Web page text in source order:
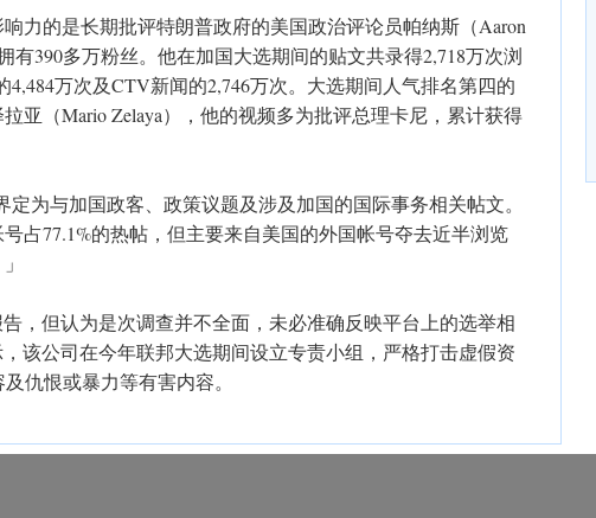
力的是长期批评特朗普政府的美国政治评论员帕纳斯（Aaron
有390多万粉丝。他在加国大选期间的贴文共录得2,718万次浏
4,484万次及CTV新闻的2,746万次。大选期间人气排名第四的
亚（Mario Zelaya），他的视频多为批评总理卡尼，累计获得
定为与加国政客、政策议题及涉及加国的国际事务相关帖文。
占77.1%的热帖，但主要来自美国的外国帐号夺去近半浏览
，但认为是次调查并不全面，未必准确反映平台上的选举相
该公司在今年联邦大选期间设立专责小组，严格打击虚假资
仇恨或暴力等有害内容。